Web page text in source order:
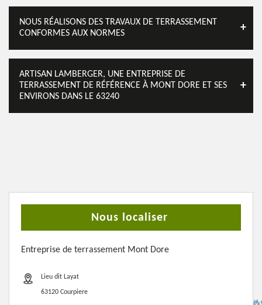
NOUS RÉALISONS DES TRAVAUX DE TERRASSEMENT
CONFORMES AUX NORMES
ARTISAN LAMBERGER, UNE ENTREPRISE DE
TERRASSEMENT DE RÉFÉRENCE À MONT DORE ET SES
ENVIRONS DANS LE 63240
Nous localiser
Entreprise de terrassement Mont Dore
Lieu dit Layat
63120 Courpiere